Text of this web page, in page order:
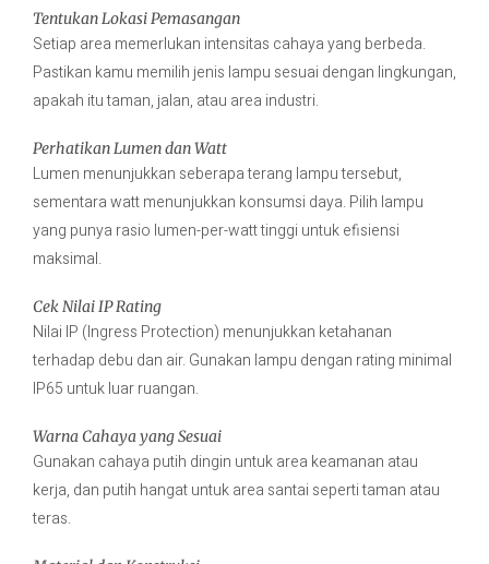
Tentukan Lokasi Pemasangan
Setiap area memerlukan intensitas cahaya yang berbeda.
Pastikan kamu memilih jenis lampu sesuai dengan lingkungan,
apakah itu taman, jalan, atau area industri.
Perhatikan Lumen dan Watt
Lumen menunjukkan seberapa terang lampu tersebut,
sementara watt menunjukkan konsumsi daya. Pilih lampu
yang punya rasio lumen-per-watt tinggi untuk efisiensi
maksimal.
Cek Nilai IP Rating
Nilai IP (Ingress Protection) menunjukkan ketahanan
terhadap debu dan air. Gunakan lampu dengan rating minimal
IP65 untuk luar ruangan.
Warna Cahaya yang Sesuai
Gunakan cahaya putih dingin untuk area keamanan atau
kerja, dan putih hangat untuk area santai seperti taman atau
teras.